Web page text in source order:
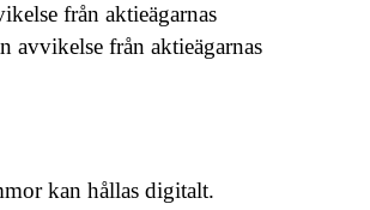
från aktieägarnas
avvikelse från aktieägarnas
kan hållas digitalt.